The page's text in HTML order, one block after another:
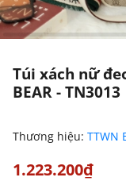
Túi xách nữ
BEAR - TN3013
Thương hiệu: TTWN
1.223.200₫